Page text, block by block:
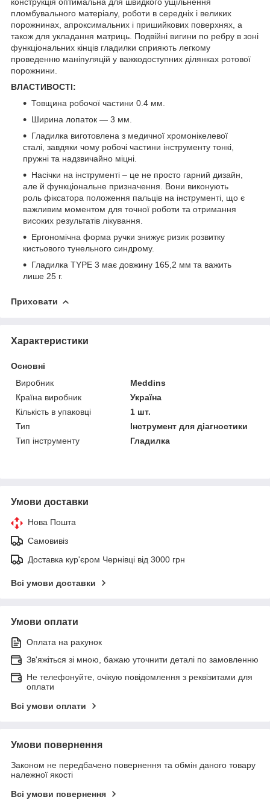
пломбувального матеріалу, роботи в середніх і великих
порожнинах, апроксимальних і пришийкових поверхнях, а
також для укладання матриць. Подвійні вигини по ребру в зоні
функціональних кінців гладилки сприяють легкому
проведенню маніпуляцій у важкодоступних ділянках ротової
порожнини.
ВЛАСТИВОСТІ:
Товщина робочої частини 0.4 мм.
Ширина лопаток — 3 мм.
Гладилка виготовлена з медичної хромонікелевої
сталі, завдяки чому робочі частини інструменту тонкі,
пружні та надзвичайно міцні.
Насічки на інструменті – це не просто гарний дизайн,
але й функціональне призначення. Вони виконують
роль фіксатора положення пальців на інструменті, що є
важливим моментом для точної роботи та отримання
високих результатів лікування.
Ергономічна форма ручки знижує ризик розвитку
кистьового тунельного синдрому.
Гладилка TYPE 3 має довжину 165,2 мм та важить
лише 25 г.
Приховати
Характеристики
Основні
Виробник
Meddins
Країна виробник
Україна
Кількість в упаковці
1 шт.
Тип
Інструмент для діагностики
Тип інструменту
Гладилка
Умови доставки
Нова Пошта
Самовивіз
Доставка кур'єром Чернівці від 3000 грн
Всі умови доставки
Умови оплати
Оплата на рахунок
Зв'яжіться зі мною, бажаю уточнити деталі по замовленню
Не телефонуйте, очікую повідомлення з реквізитами для
оплати
Всі умови оплати
Умови повернення
Законом не передбачено повернення та обмін даного товару
належної якості
Всі умови повернення